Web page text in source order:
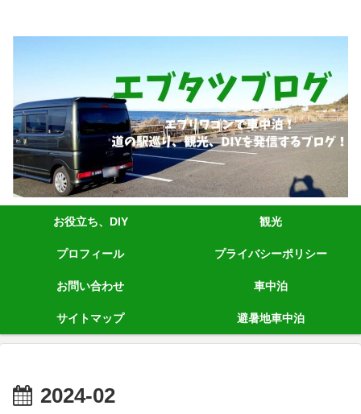
お役立ち、DIY 観光
プロフィール プライバシーポリシー
お問い合わせ 車中泊
サイトマップ 避暑地車中泊
2024-02